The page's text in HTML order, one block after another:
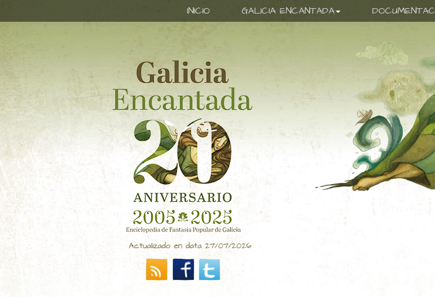
INICIO GALICIA ENCANTADA
Actualizado en data 27/07/2026